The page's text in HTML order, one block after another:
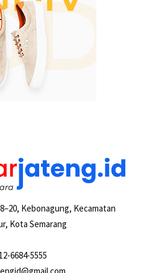
Kebonagung, Kecamatan
Kota Semarang
6684-5555